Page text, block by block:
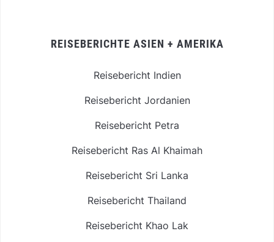
REISEBERICHTE ASIEN + AMERIKA
Reisebericht Indien
Reisebericht Jordanien
Reisebericht Petra
Reisebericht Ras Al Khaimah
Reisebericht Sri Lanka
Reisebericht Thailand
Reisebericht Khao Lak